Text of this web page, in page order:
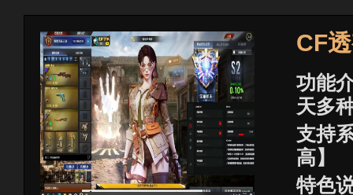
已稳
商品
CF
功能
天多
支持
高】
特色